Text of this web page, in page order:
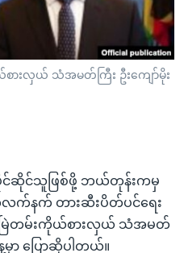
စားလှယ် သံအမတ်ကြီး ဦးကျော်မိုး
င်ဆိုင်သူဖြစ်ဖို့ ဘယ်တုန်းကမှ
က်နက် တားဆီးပိတ်ပင်ရေး
အမြဲတမ်းကိုယ်စားလှယ် သံအမတ်
မှာ ပြောဆိုပါတယ်။